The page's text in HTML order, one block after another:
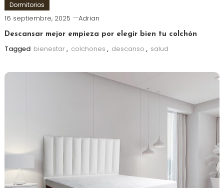
Dormitorios
16 septiembre, 2025 Adrian
Descansar mejor empieza por elegir bien tu colchón
Tagged bienestar, colchones , descanso , salud